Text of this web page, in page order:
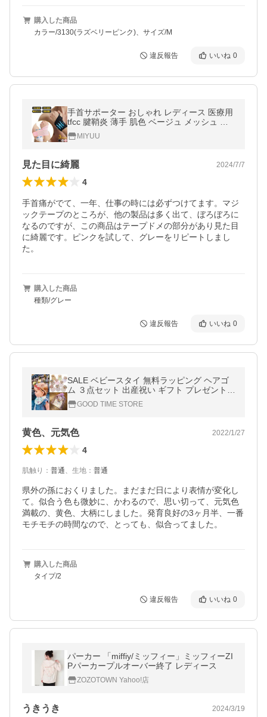
購入した商品
カラー/3130(ラズベリーピンク)、サイズ/M
違反報告 いいね 0
手首サポーター おしゃれ レディース 医療用
tfcc 腱鞘炎 薄手 肌色 ベージュ メッシュ ス
ポーツ バドミントン テニス
MIYUU
見た目に綺麗 2024/7/7
4
手首痛がでて、一年、仕事の時には必ずつけてます。マジ
ックテープのところが、他の製品は多く出て、ぼろぼろに
なるのですが、この商品はテープドメの部分があり見た目
に綺麗です。ピンクを試して、グレーをリピートしまし
た。
購入した商品
種類/グレー
違反報告 いいね 0
SALE ベビースタイ 無料ラッピング ヘアゴ
ム ３点セット 出産祝い ギフト プレゼント
女の子 かわいい リバーシブル
GOOD TIME STORE
黄色、元気色 2022/1/27
4
肌触り ： 普通、 生地 ： 普通
県外の孫におくりました。まだまだ日により表情が変化し
て。似合う色も微妙に、かわるので、思い切って、元気色
満載の、黄色、大柄にしました。発育良好の3ヶ月半、一番
モチモチの時間なので、とっても、似合ってました。
購入した商品
タイプ/2
違反報告 いいね 0
パーカー 「miffiy/ミッフィー」ミッフィーZI
Pパーカープルオーバー終了 レディース
ZOZOTOWN Yahoo!店
うきうき 2024/3/19